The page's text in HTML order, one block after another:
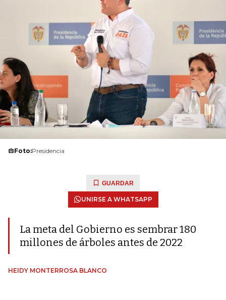
Foto:Presidencia
GUARDAR
UNIRSE A WHATSAPP
La meta del Gobierno es sembrar 180
millones de árboles antes de 2022
HEIDY MONTERROSA BLANCO